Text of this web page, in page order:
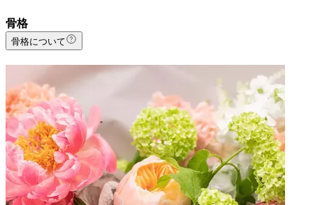
骨格
骨格について